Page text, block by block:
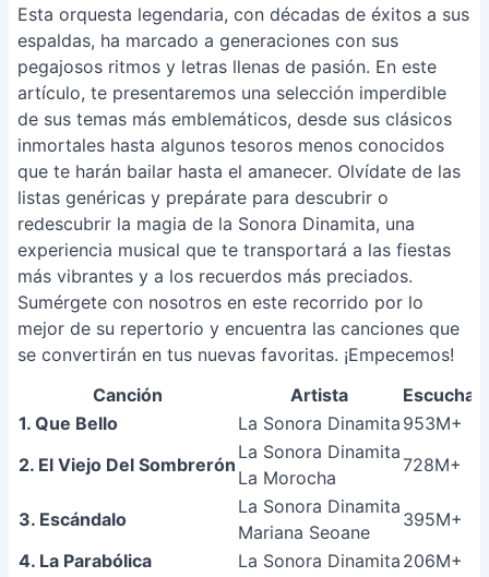
Esta orquesta legendaria, con décadas de éxitos a sus
espaldas, ha marcado a generaciones con sus
pegajosos ritmos y letras llenas de pasión. En este
artículo, te presentaremos una selección imperdible
de sus temas más emblemáticos, desde sus clásicos
inmortales hasta algunos tesoros menos conocidos
que te harán bailar hasta el amanecer. Olvídate de las
listas genéricas y prepárate para descubrir o
redescubrir la magia de la Sonora Dinamita, una
experiencia musical que te transportará a las fiestas
más vibrantes y a los recuerdos más preciados.
Sumérgete con nosotros en este recorrido por lo
mejor de su repertorio y encuentra las canciones que
se convertirán en tus nuevas favoritas. ¡Empecemos!
Canción Artista
Escuchas
1. Que Bello
La Sonora Dinamita 953M+
2. El Viejo Del Sombrerón
La Sonora Dinamita
La Morocha
728M+
3. Escándalo
La Sonora Dinamita
Mariana Seoane
395M+
4. La Parabólica
La Sonora Dinamita 206M+